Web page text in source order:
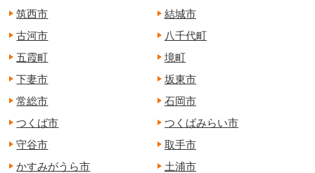
筑西市
結城市
古河市
八千代町
五霞町
境町
下妻市
坂東市
常総市
石岡市
つくば市
つくばみらい市
守谷市
取手市
かすみがうら市
土浦市